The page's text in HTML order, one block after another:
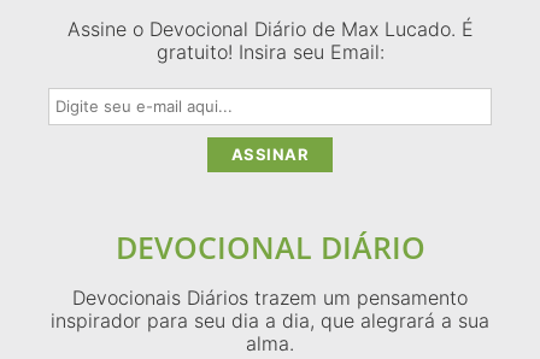
Assine o Devocional Diário de Max Lucado. É
gratuito! Insira seu Email:
DEVOCIONAL DIÁRIO
Devocionais Diários trazem um pensamento
inspirador para seu dia a dia, que alegrará a sua
alma.